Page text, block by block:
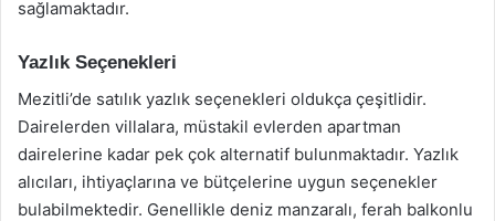
sağlamaktadır.
Yazlık Seçenekleri
Mezitli’de satılık yazlık seçenekleri oldukça çeşitlidir.
Dairelerden villalara, müstakil evlerden apartman
dairelerine kadar pek çok alternatif bulunmaktadır. Yazlık
alıcıları, ihtiyaçlarına ve bütçelerine uygun seçenekler
bulabilmektedir. Genellikle deniz manzaralı, ferah balkonlu